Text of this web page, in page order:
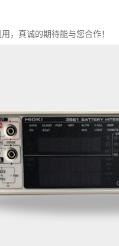
真诚的期待能与您合作！